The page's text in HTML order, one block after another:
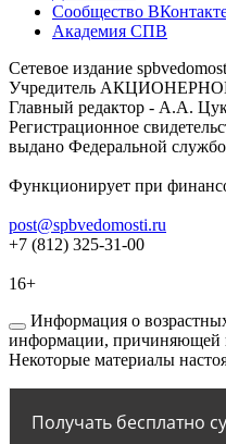
Сообщество
Академия СПВ
Сетевое издание
Учредитель
Главный редактор - А.А.
Регистрационное
выдано Федеральной
Функционирует при
post@spbvedomosti.ru
+7 (812) 325-31-00
16+
Информация о
информации, причиняющей
Некоторые материалы
Получать бесплатно